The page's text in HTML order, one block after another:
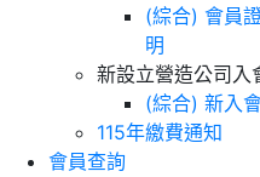
(綜合) 會員
明
新設立營造公司入
(綜合) 新入
115年繳費通知
會員查詢